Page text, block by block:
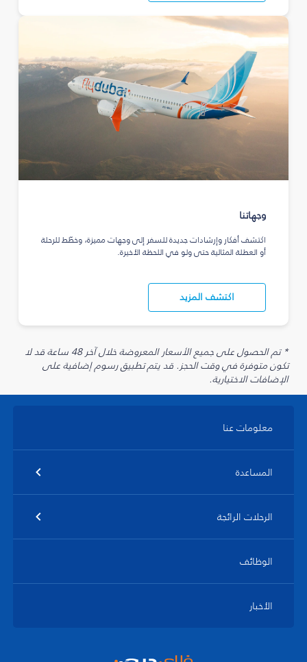
وجهاتنا
اكتشف أفكار وإرشادات جديدة للسفر إلى وجهات مميزة، وخطّط للرحلة
أو العطلة المثالية حتى ولو في اللحظة الأخيرة.
اكتشف المزيد
* تم الحصول على جميع الأسعار المعروضة خلال آخر 48 ساعة قد لا
تكون متوفرة في وقت الحجز. قد يتم تطبيق رسوم إضافية على
الإضافات الاختيارية.
معلومات عنا
المساعدة
الرحلات الرائجة
الوظائف
الأخبار